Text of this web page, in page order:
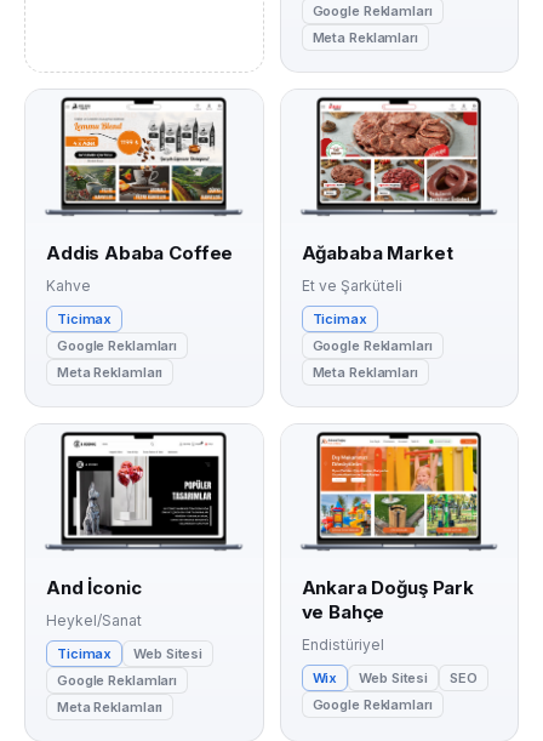
Google Reklamları
Meta Reklamları
Addis Ababa Coffee
Kahve
Ticimax
Google Reklamları
Meta Reklamları
Ağababa Market
Et ve Şarküteli
Ticimax
Google Reklamları
Meta Reklamları
And İconic
Heykel/Sanat
Ticimax
Web Sitesi
Google Reklamları
Meta Reklamları
Ankara Doğuş Park
ve Bahçe
Endistüriyel
Wix Web Sitesi
SEO
Google Reklamları